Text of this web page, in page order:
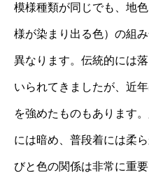
模様種類が同じでも、地
様が染まり出る色）の組
異なります。伝統的には
いられてきましたが、近
を強めたものもあります
には暗め、普段着には柔
びと色の関係は非常に重要